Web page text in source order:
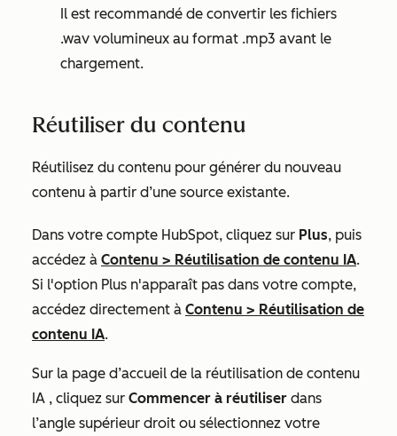
Il est recommandé de convertir les fichiers
.wav volumineux au format .mp3 avant le
chargement.
Réutiliser du contenu
Réutilisez du contenu pour générer du nouveau
contenu à partir d’une source existante.
Dans votre compte HubSpot, cliquez sur Plus, puis
accédez à Contenu > Réutilisation de contenu IA.
Si l'option Plus n'apparaît pas dans votre compte,
accédez directement à Contenu > Réutilisation de
contenu IA.
Sur la page d’accueil de la réutilisation de contenu
IA , cliquez sur Commencer à réutiliser dans
l’angle supérieur droit ou sélectionnez votre